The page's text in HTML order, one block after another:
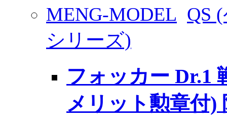
MENG-MODEL QS
シリーズ)
フォッカー Dr.1
メリット勲章付)